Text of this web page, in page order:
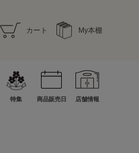
カート My本棚
特集 商品販売日 店舗情報